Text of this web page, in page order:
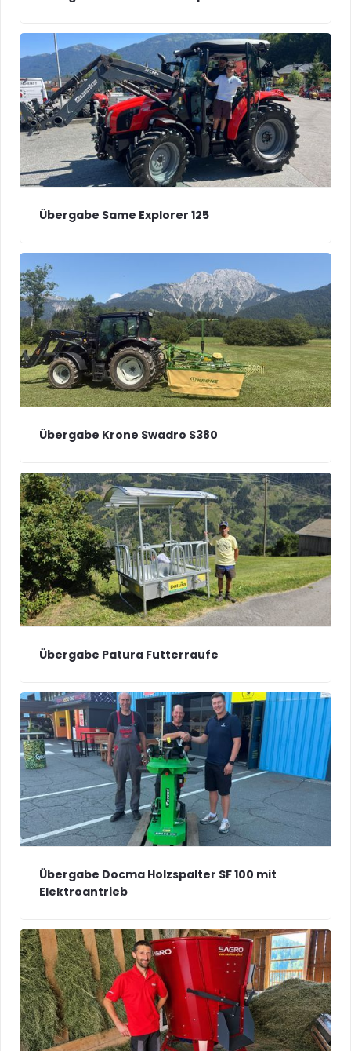
Übergabe Same Explorer 125
Übergabe Krone Swadro S380
Übergabe Patura Futterraufe
Übergabe Docma Holzspalter SF 100 mit
Elektroantrieb